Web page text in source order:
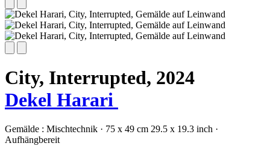
City, Interrupted, 2024
Dekel Harari
Gemälde : Mischtechnik · 75 x 49 cm 29.5 x 19.3 inch ·
Aufhängbereit